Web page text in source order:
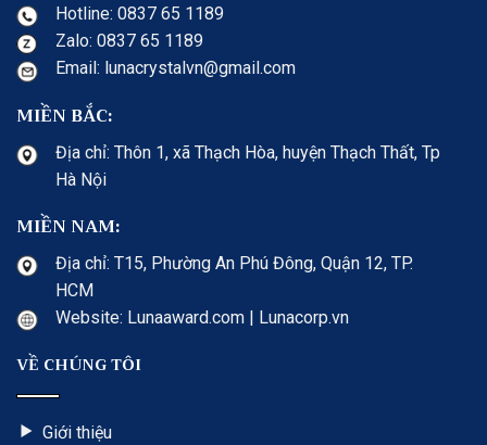
Hotline: 0837 65 1189
Zalo: 0837 65 1189
Email: lunacrystalvn@gmail.com
MIỀN BẮC:
Địa chỉ: Thôn 1, xã Thạch Hòa, huyện Thạch Thất, Tp
Hà Nội
MIỀN NAM:
Địa chỉ: T15, Phường An Phú Đông, Quận 12, TP.
HCM
Website: Lunaaward.com | Lunacorp.vn
VỀ CHÚNG TÔI
Giới thiệu